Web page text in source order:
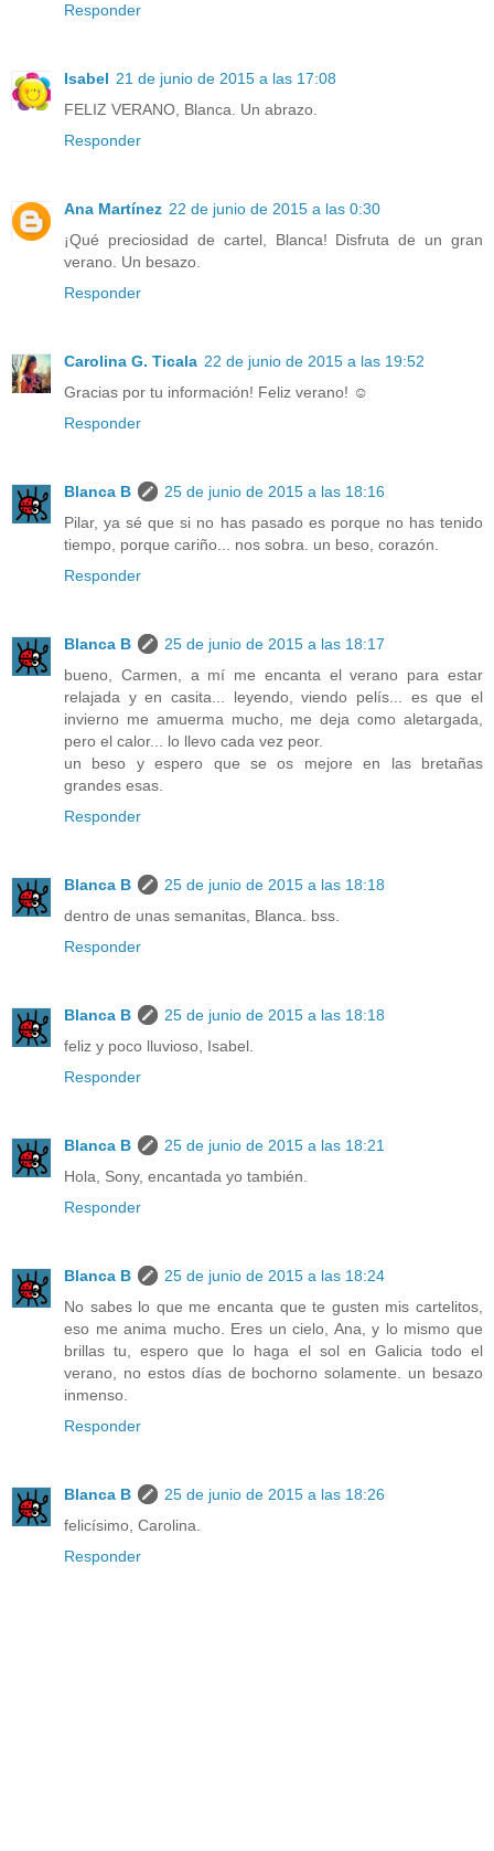
Responder
Isabel 21 de junio de 2015 a las 17:08
FELIZ VERANO, Blanca. Un abrazo.
Responder
Ana Martínez 22 de junio de 2015 a las 0:30
¡Qué preciosidad de cartel, Blanca! Disfruta de un gran
verano. Un besazo.
Responder
Carolina G. Ticala 22 de junio de 2015 a las 19:52
Gracias por tu información! Feliz verano! ☺
Responder
Blanca B
25 de junio de 2015 a las 18:16
Pilar, ya sé que si no has pasado es porque no has tenido
tiempo, porque cariño... nos sobra. un beso, corazón.
Responder
Blanca B
25 de junio de 2015 a las 18:17
bueno, Carmen, a mí me encanta el verano para estar
relajada y en casita... leyendo, viendo pelís... es que el
invierno me amuerma mucho, me deja como aletargada,
pero el calor... lo llevo cada vez peor.
un beso y espero que se os mejore en las bretañas
grandes esas.
Responder
Blanca B
25 de junio de 2015 a las 18:18
dentro de unas semanitas, Blanca. bss.
Responder
Blanca B
25 de junio de 2015 a las 18:18
feliz y poco lluvioso, Isabel.
Responder
Blanca B
25 de junio de 2015 a las 18:21
Hola, Sony, encantada yo también.
Responder
Blanca B
25 de junio de 2015 a las 18:24
No sabes lo que me encanta que te gusten mis cartelitos,
eso me anima mucho. Eres un cielo, Ana, y lo mismo que
brillas tu, espero que lo haga el sol en Galicia todo el
verano, no estos días de bochorno solamente. un besazo
inmenso.
Responder
Blanca B
25 de junio de 2015 a las 18:26
felicísimo, Carolina.
Responder